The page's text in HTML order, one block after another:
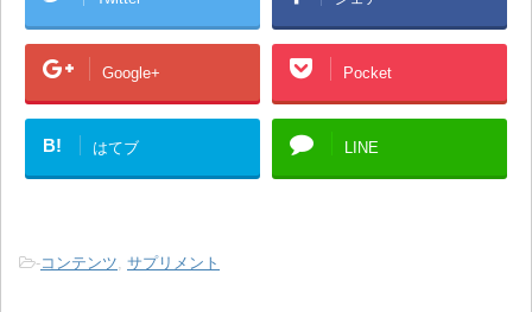
Google+ Pocket
B! はてブ LINE
-コンテンツ, サプリメント